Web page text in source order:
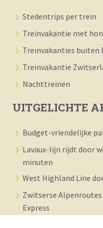
Stedentrips per trein
Treinvakantie met
Treinvakanties buiten
Treinvakantie
Nachttreinen
UITGELICHTE
Budget-vriendelijke
Lavaux-lijn rijdt door
minuten
West Highland Line
Zwitserse
Express